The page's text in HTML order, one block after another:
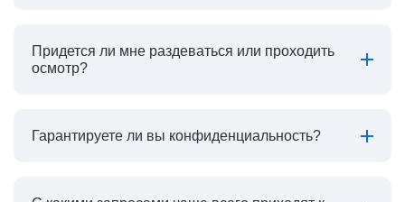
Придется ли мне раздеваться или проходить
осмотр?
Гарантируете ли вы конфиденциальность?